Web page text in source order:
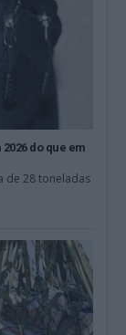
do que em
de 28 toneladas